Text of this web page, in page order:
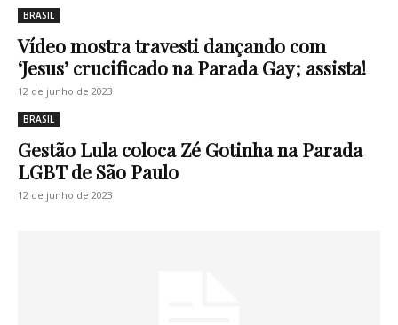
BRASIL
Vídeo mostra travesti dançando com
‘Jesus’ crucificado na Parada Gay; assista!
12 de junho de 2023
BRASIL
Gestão Lula coloca Zé Gotinha na Parada
LGBT de São Paulo
12 de junho de 2023